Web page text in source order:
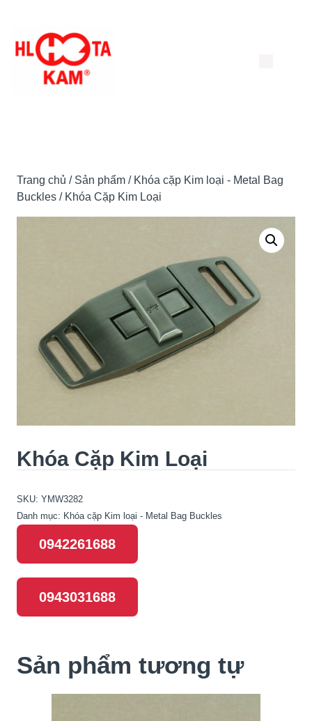
đến
Trang chủ / Sản phẩm / Khóa cặp Kim loại - Metal Bag
Buckles / Khóa Cặp Kim Loại
Khóa Cặp Kim Loại
SKU: YMW3282
Danh mục: Khóa cặp Kim loại - Metal Bag Buckles
0942261688
0943031688
Sản phẩm tương tự